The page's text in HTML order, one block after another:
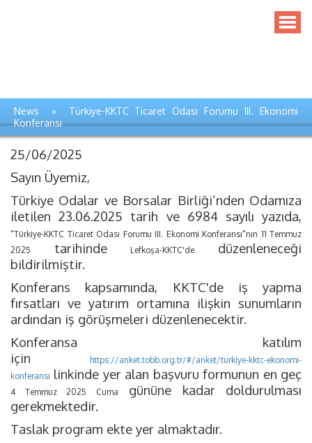
News » Türkiye-KKTC Ticaret Odası Forumu III. Ekonomi
Konferansı
25/06/2025
Sayın Üyemiz,
Türkiye Odalar ve Borsalar Birliği’nden Odamıza
iletilen 23.06.2025 tarih ve 6984 sayılı yazıda,
"Türkiye-KKTC Ticaret Odası Forumu III. Ekonomi Konferansı"nın 11 Temmuz
2025
tarihinde Lefkoşa-KKTC'de
düzenleneceği
bildirilmiştir.
Konferans kapsamında, KKTC'de iş yapma
fırsatları ve yatırım ortamına ilişkin sunumların
ardından iş görüşmeleri düzenlenecektir.
Konferansa katılım
için
https://anket.tobb.org.tr/#/anket/turkiye-kktc-ekonomi-
konferansi linkinde yer alan başvuru formunun en geç
4 Temmuz 2025 Cuma
gününe kadar doldurulması
gerekmektedir.
Taslak program ekte yer almaktadır.